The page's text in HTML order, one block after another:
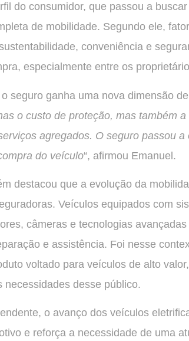
do consumidor, que passou a
de mobilidade. Segundo ele,
conveniência e
especialmente entre os
seguro ganha uma nova dimensão
o custo de proteção, mas também
agregados. O seguro passou
do veículo“, afirmou Emanuel.
destacou que a evolução da
Veículos equipados com
câmeras e tecnologias
e assistência. Foi nesse
voltado para veículos de alto
necessidades desse público.
o avanço dos veículos
e reforça a necessidade de uma